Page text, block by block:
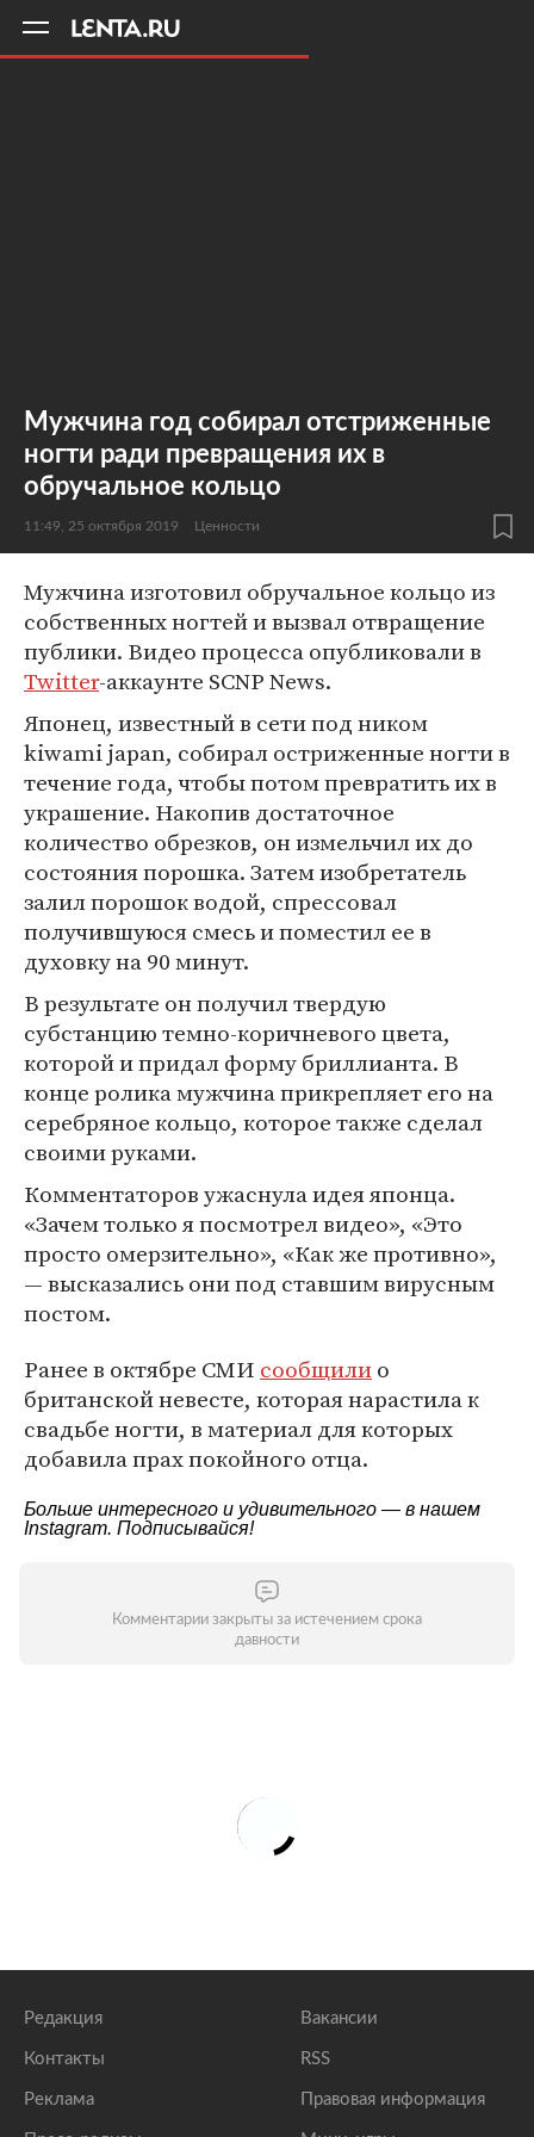
Мужчина год собирал отстриженные
ногти ради превращения их в
обручальное кольцо
11:49, 25 октября 2019 Ценности
Мужчина изготовил обручальное кольцо из
собственных ногтей и вызвал отвращение
публики. Видео процесса опубликовали в
Twitter-аккаунте SCNP News.
Японец, известный в сети под ником
kiwami japan, собирал остриженные ногти в
течение года, чтобы потом превратить их в
украшение. Накопив достаточное
количество обрезков, он измельчил их до
состояния порошка. Затем изобретатель
залил порошок водой, спрессовал
получившуюся смесь и поместил ее в
духовку на 90 минут.
В результате он получил твердую
субстанцию темно-коричневого цвета,
которой и придал форму бриллианта. В
конце ролика мужчина прикрепляет его на
серебряное кольцо, которое также сделал
своими руками.
Комментаторов ужаснула идея японца.
«Зачем только я посмотрел видео», «Это
просто омерзительно», «Как же противно»,
— высказались они под ставшим вирусным
постом.
Ранее в октябре СМИ сообщилио
британской невесте, которая нарастила к
свадьбе ногти, в материал для которых
добавила прах покойного отца.
Больше интересного и удивительного — в нашем
Instagram. Подписывайся!
Комментарии закрыты за истечением срока
давности
Редакция
Контакты
Реклама
Вакансии
RSS
Правовая информация